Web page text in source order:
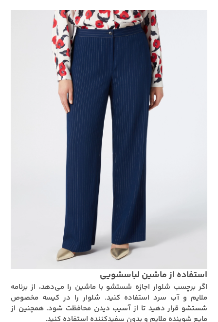
استفاده از ماشین لباسشویی
اگر برچسب شلوار اجازه شستشو با ماشین را می‌دهد، از برنامه
ملایم و آب سرد استفاده کنید. شلوار را در کیسه مخصوص
شستشو قرار دهید تا از آسیب دیدن محافظت شود. همچنین از
مایع شوینده ملایم و بدون سفیدکننده استفاده کنید.